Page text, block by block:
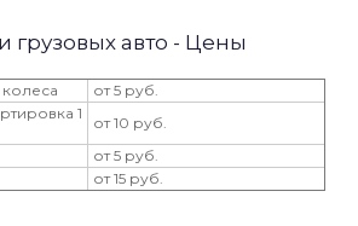
авто - Цены
от 5 руб.
1
от 10 руб.
от 5 руб.
от 15 руб.